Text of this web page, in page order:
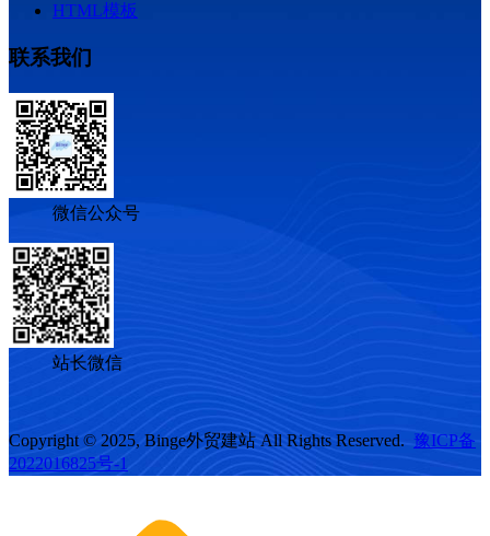
HTML模板
联系我们
微信公众号
站长微信
Copyright © 2025, Binge外贸建站 All Rights Reserved. 豫ICP备
2022016825号-1